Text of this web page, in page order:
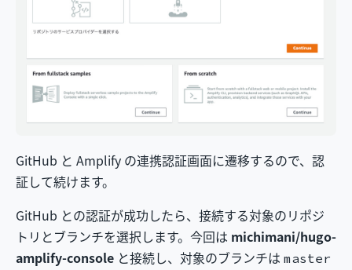
GitHub と Amplify の連携認証画面に遷移するので、認
証して続けます。
GitHub との認証が成功したら、接続する対象のリポジ
トリとブランチを選択します。今回は michimani/hugo-
amplify-console と接続し、対象のブランチは master